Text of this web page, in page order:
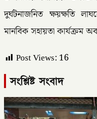
দুর্ঘটনাজনিত ক্ষয়ক্ষতি
মানবিক সহায়তা কার্যক্রম
Post Views: 16
সংশ্লিষ্ট সংবাদ